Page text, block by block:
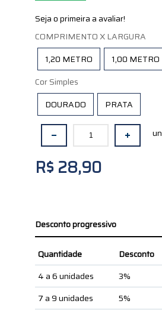
Seja o primeira a avaliar!
COMPRIMENTO X LARGURA
1,20 METRO
1,00 METRO
Cor Simples
DOURADO
PRATA
un
R$ 28,90
Desconto progressivo
Quantidade Desconto
4 a 6 unidades
3%
7 a 9 unidades
5%